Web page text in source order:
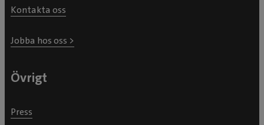
Kontakta oss
Jobba hos oss >
Övrigt
Press